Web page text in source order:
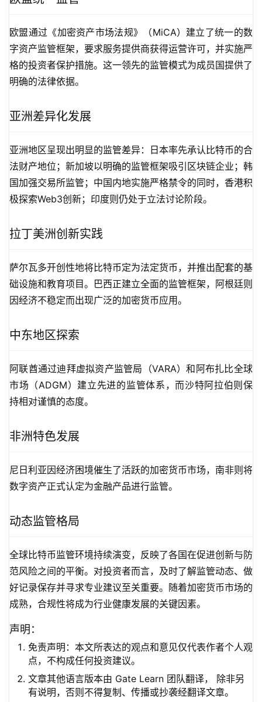
欧盟通过《加密资产市场法规》（MiCA）建立了统一的数
字资产监管框架，要求服务提供商获得运营许可，并实施严
格的投资者保护措施。这一领先的监管模式为成员国提供了
明确的法律依据。
亚洲差异化发展
亚洲地区呈现出明显的监管差异：日本率先承认比特币的合
法财产地位；新加坡以明确的监管框架吸引区块链企业；韩
国加强交易所监管；中国内地实施严格禁令的同时，香港积
极探索Web3创新；印度则仍处于立法讨论阶段。
拉丁美洲创新实践
萨尔瓦多开创性地将比特币定为法定货币，并推出配套的基
础设施和教育项目。巴西正建立全面的监管框架，阿根廷则
因经济不稳定而出现广泛的加密货币应用。
中东地区探索
阿联酋通过迪拜虚拟资产监管局（VARA）和阿布扎比全球
市场（ADGM）建立先进的监管体系，而沙特阿拉伯则保
持相对谨慎的态度。
非洲特色发展
尼日利亚因经济困境催生了活跃的加密货币市场，南非则将
数字资产正式认定为金融产品进行监管。
动态监管格局
全球比特币监管环境持续演变，反映了各国在促进创新与防
范风险之间的平衡。对投资者而言，及时了解监管动态、做
好记录保存并寻求专业建议至关重要。随着加密货币市场的
成熟，合规性将成为行业健康发展的关键因素。
声明：
免责声明：本文所表达的观点和意见仅代表作者个人观
点，不构成任何投资建议。
文章其他语言版本由 Gate Learn 团队翻译， 除非另
有说明，否则不得复制、传播或抄袭经翻译文章。